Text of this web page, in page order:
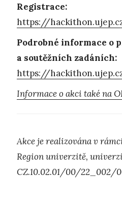
Registrace:
https://
Podrobné informace o
a soutěžních zadáních:
https://
Informace o akci také na
Akce je realizována v
Region univerzitě,
CZ.10.02.01/00/22_002/